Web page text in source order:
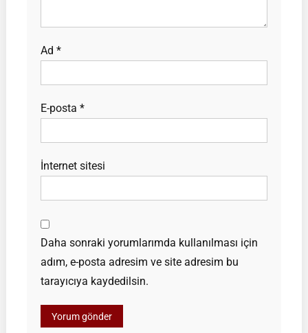
Ad *
E-posta *
İnternet sitesi
Daha sonraki yorumlarımda kullanılması için
adım, e-posta adresim ve site adresim bu
tarayıcıya kaydedilsin.